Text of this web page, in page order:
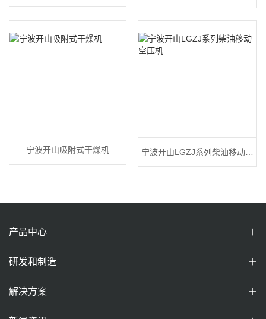
保养配件
宁波开山吸附式干燥机 宁波开山LGZJ系列柴油移动空
产品中心
研发和制造
解决方案